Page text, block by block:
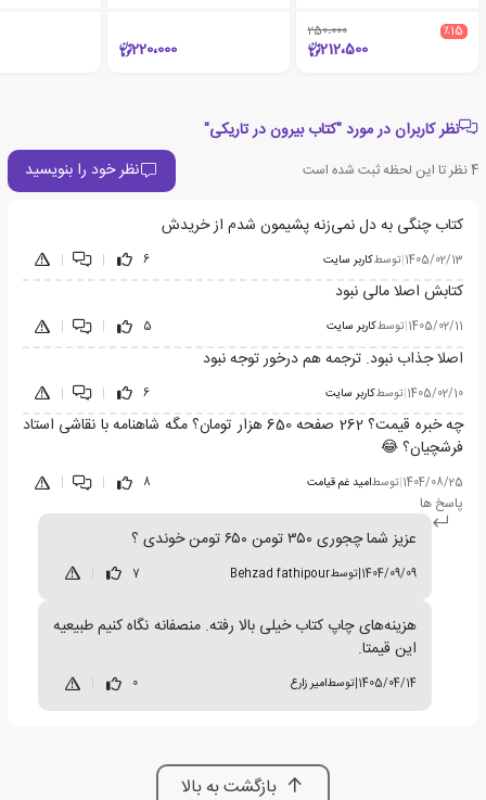
٪15 250،000
212،500 220،000
نظر کاربران در مورد "کتاب بیرون در تاریکی"
4 نظر تا این لحظه ثبت شده است نظر خود را بنویسید
کتاب چنگی به دل نمی‌زنه پشیمون شدم از خریدش
1405/02/13
|توسطکاربر سایت 6
|
|
کتابش اصلا مالی نبود
1405/02/11
|توسطکاربر سایت 5
|
|
اصلا جذاب نبود‌. ترجمه هم درخور توجه نبود
1405/02/10
|توسطکاربر سایت 6
|
|
چه خبره قیمت؟ 262 صفحه 650 هزار تومان؟ مگه شاهنامه با نقاشی استاد
فرشچیان؟ 😂
1404/08/25
|توسطامید غم قیامت 8
|
|
پاسخ ها
عزیز شما چجوری ۳۵۰ تومن ۶۵۰ تومن خوندی ؟
1404/09/09
|توسطBehzad fathipour
7
هزینه‌های چاپ کتاب خیلی بالا رفته. منصفانه نگاه کنیم طبیعیه
این قیمتا.
1405/04/14
|توسطامیر زارع 0
بازگشت به بالا